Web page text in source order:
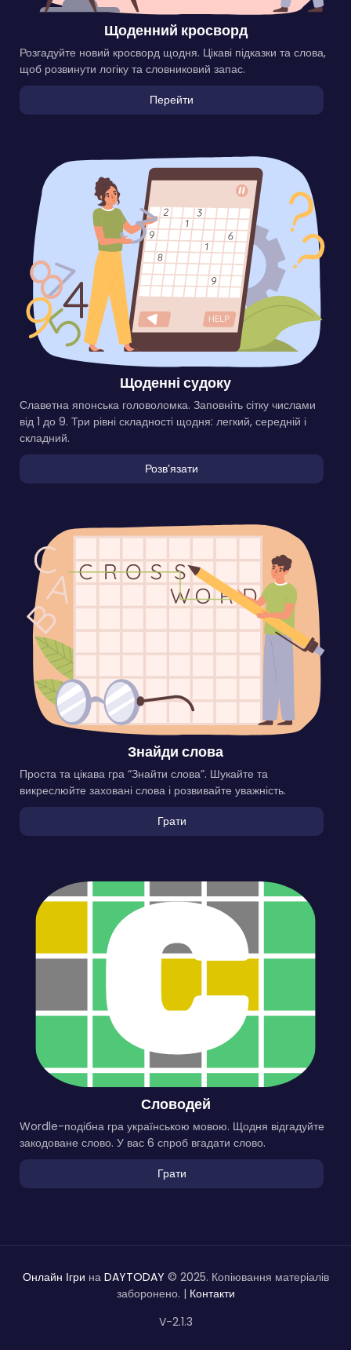
Щоденний кросворд
Розгадуйте новий кросворд щодня. Цікаві підказки та слова,
щоб розвинути логіку та словниковий запас.
Перейти
Щоденні судоку
Славетна японська головоломка. Заповніть сітку числами
від 1 до 9. Три рівні складності щодня: легкий, середній і
складний.
Розвʼязати
Знайди слова
Проста та цікава гра “Знайти слова”. Шукайте та
викреслюйте заховані слова і розвивайте уважність.
Грати
Словодей
Wordle-подібна гра українською мовою. Щодня відгадуйте
закодоване слово. У вас 6 спроб вгадати слово.
Грати
Онлайн Ігри на DAYTODAY © 2025. Копіювання матеріалів
заборонено. | Контакти
V-2.1.3